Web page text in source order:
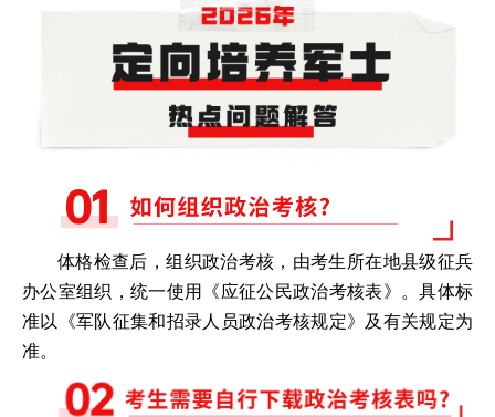
体格检查后，组织政治考核，由考生所在地县级征兵
办公室组织，统一使用《应征公民政治考核表》。具体标
准以《军队征集和招录人员政治考核规定》及有关规定为
准。